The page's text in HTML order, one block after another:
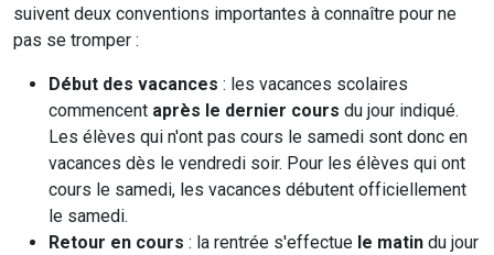
suivent deux conventions importantes à connaître pour ne
pas se tromper :
Début des vacances : les vacances scolaires
commencent après le dernier cours du jour indiqué.
Les élèves qui n'ont pas cours le samedi sont donc en
vacances dès le vendredi soir. Pour les élèves qui ont
cours le samedi, les vacances débutent officiellement
le samedi.
Retour en cours : la rentrée s'effectue le matin du jour